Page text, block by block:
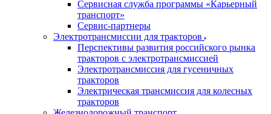
Сервисная служба программы «Карьерный
транспорт»
Сервис-партнеры
Электротрансмиссии для тракторов
Перспективы развития российского рынка
тракторов с электротрансмиссией
Электротрансмиссия для гусеничных
тракторов
Электрическая трансмиссия для колесных
тракторов